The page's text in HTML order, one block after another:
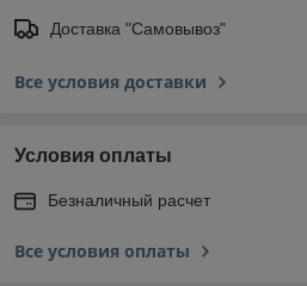
Доставка "Самовывоз"
Все условия доставки
Условия оплаты
Безналичный расчет
Все условия оплаты